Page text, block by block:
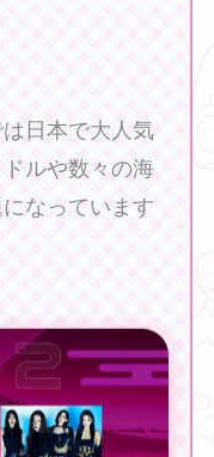
日本で大人気
ルや数々の海
なっています